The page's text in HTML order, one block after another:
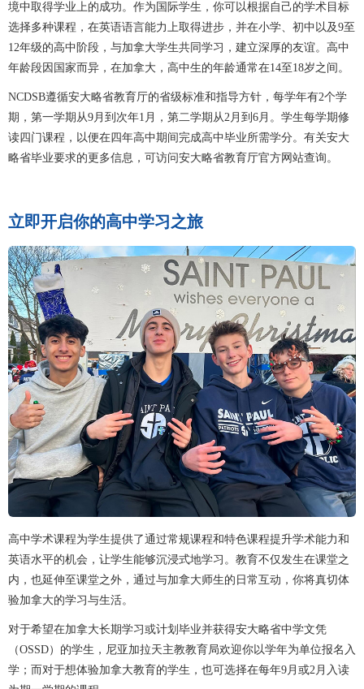
境中取得学业上的成功。作为国际学生，你可以根据自己的学术目标
选择多种课程，在英语语言能力上取得进步，并在小学、初中以及9至
12年级的高中阶段，与加拿大学生共同学习，建立深厚的友谊。高中
年龄段因国家而异，在加拿大，高中生的年龄通常在14至18岁之间。
NCDSB遵循安大略省教育厅的省级标准和指导方针，每学年有2个学
期，第一学期从9月到次年1月，第二学期从2月到6月。学生每学期修
读四门课程，以便在四年高中期间完成高中毕业所需学分。有关安大
略省毕业要求的更多信息，可访问安大略省教育厅官方网站查询。
立即开启你的高中学习之旅
高中学术课程为学生提供了通过常规课程和特色课程提升学术能力和
英语水平的机会，让学生能够沉浸式地学习。教育不仅发生在课堂之
内，也延伸至课堂之外，通过与加拿大师生的日常互动，你将真切体
验加拿大的学习与生活。
对于希望在加拿大长期学习或计划毕业并获得安大略省中学文凭
（OSSD）的学生，尼亚加拉天主教教育局欢迎你以学年为单位报名入
学；而对于想体验加拿大教育的学生，也可选择在每年9月或2月入读